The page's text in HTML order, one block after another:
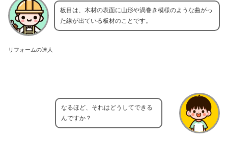
リフォームの達人
板目は、木材の表面に山形や渦巻き模様のような曲がっ
た線が出ている板材のことです。
なるほど、それはどうしてできる
んですか？